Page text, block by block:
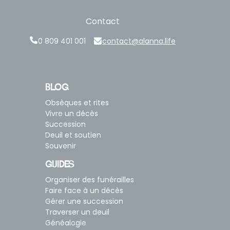
Contact
0 809 401 001 contact@alanna.life
BLOG
Obsèques et rites
Vivre un décès
Succession
Deuil et soutien
Souvenir
GUIDES
Organiser des funérailles
Faire face à un décès
Gérer une succession
Traverser un deuil
Généalogie